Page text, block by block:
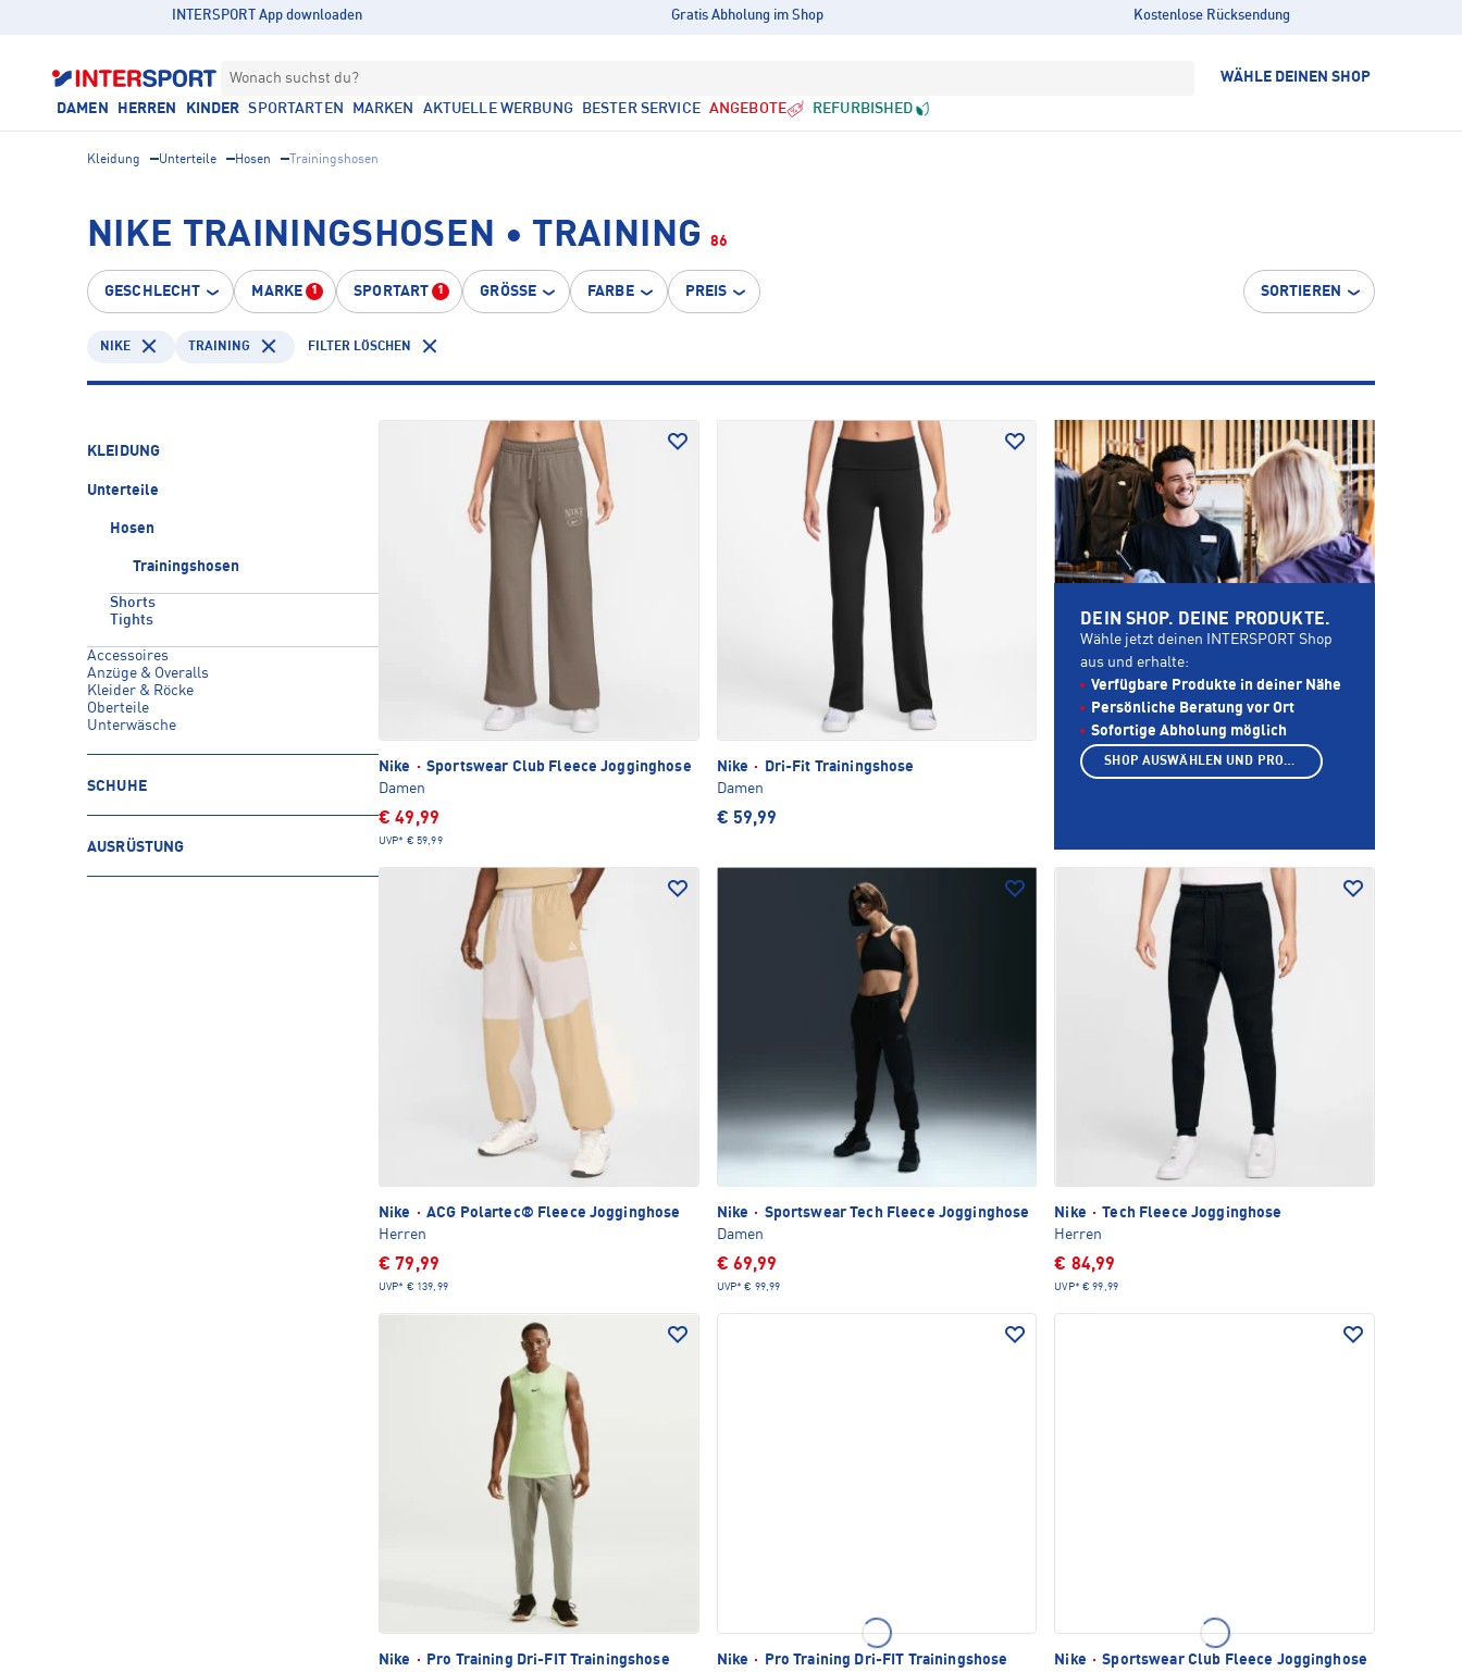
INTERSPORT App downloaden Gratis Abholung im Shop Kostenlose Rücksendung
Wonach suchst du? WÄHLE DEINEN SHOP
DAMEN HERREN KINDER SPORTARTEN MARKEN AKTUELLE WERBUNG BESTER SERVICE ANGEBOTE REFURBISHED
Kleidung Unterteile Hosen Trainingshosen
NIKE TRAININGSHOSEN • TRAINING 86
GESCHLECHT MARKE 1 SPORTART 1 GRÖSSE FARBE PREIS SORTIEREN
NIKE TRAINING FILTER LÖSCHEN
KLEIDUNG
Unterteile
Hosen
Trainingshosen
Shorts
Tights
Accessoires
Anzüge & Overalls
Kleider & Röcke
Oberteile
Unterwäsche
SCHUHE
AUSRÜSTUNG
Nike · Sportswear Club Fleece Jogginghose
Damen
€ 49,99
UVP* € 59,99
Nike ·
Dri-Fit Trainingshose
Damen
€ 59,99
Nike · ACG Polartec® Fleece Jogginghose
Herren
€ 79,99
UVP* € 139,99
Nike · Sportswear Tech Fleece Jogginghose
Damen
€ 69,99
UVP* € 99,99
Nike · Tech Fleece Jogginghose
Herren
€ 84,99
UVP* € 99,99
Nike ·
Pro Training Dri-FIT Trainingshose
Nike ·
Pro Training Dri-FIT Trainingshose
Nike · Sportswear Club Fleece Jogginghose
DEIN SHOP. DEINE PRODUKTE.
Wähle jetzt deinen INTERSPORT Shop
aus und erhalte:
Verfügbare Produkte in deiner Nähe
Persönliche Beratung vor Ort
Sofortige Abholung möglich
SHOP AUSWÄHLEN UND PRODUKTE ANZEIGEN